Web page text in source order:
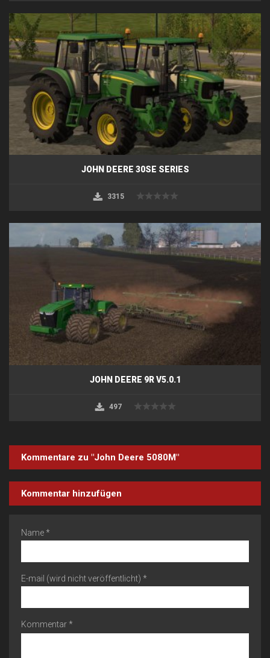
JOHN DEERE 30SE SERIES
3315
JOHN DEERE 9R V5.0.1
497
Kommentare zu "John Deere 5080M"
Kommentar hinzufügen
Name *
E-mail (wird nicht veröffentlicht) *
Kommentar *